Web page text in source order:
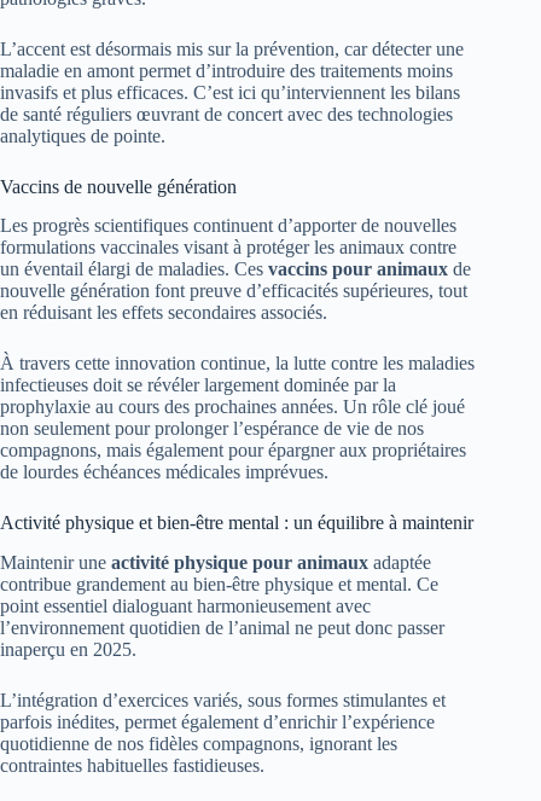
L’accent est désormais mis sur la prévention, car détecter une
maladie en amont permet d’introduire des traitements moins
invasifs et plus efficaces. C’est ici qu’interviennent les bilans
de santé réguliers œuvrant de concert avec des technologies
analytiques de pointe.
Vaccins de nouvelle génération
Les progrès scientifiques continuent d’apporter de nouvelles
formulations vaccinales visant à protéger les animaux contre
un éventail élargi de maladies. Ces vaccins pour animaux de
nouvelle génération font preuve d’efficacités supérieures, tout
en réduisant les effets secondaires associés.
À travers cette innovation continue, la lutte contre les maladies
infectieuses doit se révéler largement dominée par la
prophylaxie au cours des prochaines années. Un rôle clé joué
non seulement pour prolonger l’espérance de vie de nos
compagnons, mais également pour épargner aux propriétaires
de lourdes échéances médicales imprévues.
Activité physique et bien-être mental : un équilibre à maintenir
Maintenir une activité physique pour animaux adaptée
contribue grandement au bien-être physique et mental. Ce
point essentiel dialoguant harmonieusement avec
l’environnement quotidien de l’animal ne peut donc passer
inaperçu en 2025.
L’intégration d’exercices variés, sous formes stimulantes et
parfois inédites, permet également d’enrichir l’expérience
quotidienne de nos fidèles compagnons, ignorant les
contraintes habituelles fastidieuses.